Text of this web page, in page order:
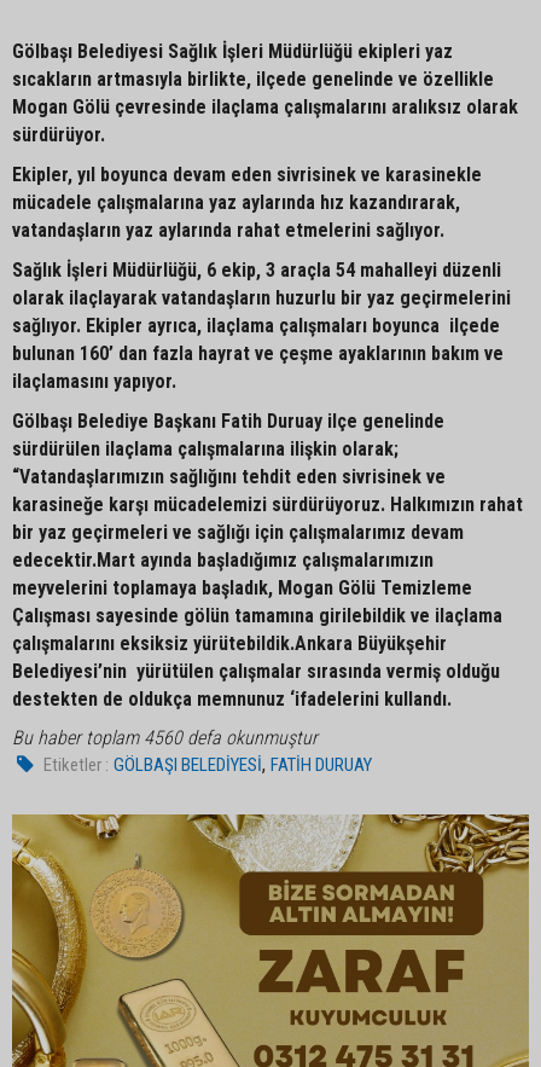
Gölbaşı Belediyesi Sağlık İşleri Müdürlüğü ekipleri yaz
sıcakların artmasıyla birlikte, ilçede genelinde ve özellikle
Mogan Gölü çevresinde ilaçlama çalışmalarını aralıksız olarak
sürdürüyor.
Ekipler, yıl boyunca devam eden sivrisinek ve karasinekle
mücadele çalışmalarına yaz aylarında hız kazandırarak,
vatandaşların yaz aylarında rahat etmelerini sağlıyor.
Sağlık İşleri Müdürlüğü, 6 ekip, 3 araçla 54 mahalleyi düzenli
olarak ilaçlayarak vatandaşların huzurlu bir yaz geçirmelerini
sağlıyor. Ekipler ayrıca, ilaçlama çalışmaları boyunca ilçede
bulunan 160’ dan fazla hayrat ve çeşme ayaklarının bakım ve
ilaçlamasını yapıyor.
Gölbaşı Belediye Başkanı Fatih Duruay ilçe genelinde
sürdürülen ilaçlama çalışmalarına ilişkin olarak;
“Vatandaşlarımızın sağlığını tehdit eden sivrisinek ve
karasineğe karşı mücadelemizi sürdürüyoruz. Halkımızın rahat
bir yaz geçirmeleri ve sağlığı için çalışmalarımız devam
edecektir.Mart ayında başladığımız çalışmalarımızın
meyvelerini toplamaya başladık, Mogan Gölü Temizleme
Çalışması sayesinde gölün tamamına girilebildik ve ilaçlama
çalışmalarını eksiksiz yürütebildik.Ankara Büyükşehir
Belediyesi’nin yürütülen çalışmalar sırasında vermiş olduğu
destekten de oldukça memnunuz ‘ifadelerini kullandı.
Bu haber toplam 4560 defa okunmuştur
Etiketler : GÖLBAŞI BELEDİYESİ,FATİH DURUAY